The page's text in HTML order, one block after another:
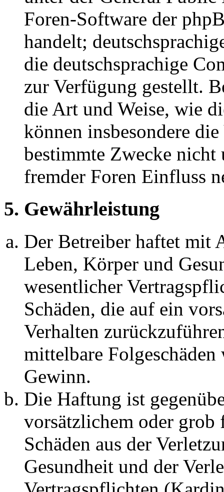
Foren-Software der
handelt;
die deutschsprachige
zur Verfügung gestellt.
die Art und Weise, wie
können insbesondere
bestimmte Zwecke nicht
fremder Foren Einfluss
5. Gewährleistung
Der Betreiber haftet mit
Leben, Körper und
wesentlicher
Schäden, die auf ein
Verhalten
mittelbare Folgeschäden
Gewinn.
Die Haftung ist
vorsätzlichem oder grob
Schäden aus der
Gesundheit und der